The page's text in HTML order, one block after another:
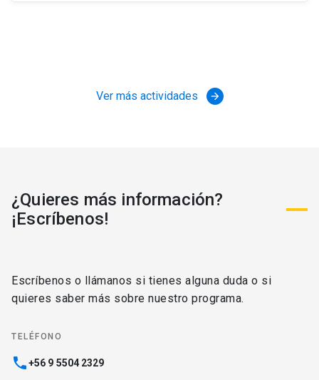
Ver más actividades arrow_forward
¿Quieres más información?
¡Escríbenos!
Escríbenos o llámanos si tienes alguna duda o si
quieres saber más sobre nuestro programa.
TELÉFONO
phone+56 9 5504 2329